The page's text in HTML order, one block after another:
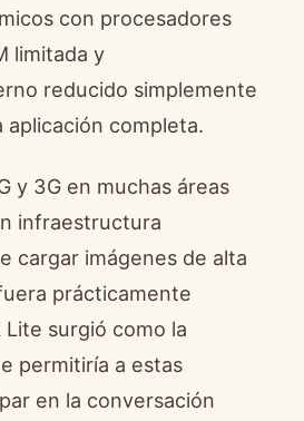
con procesadores
limitada y
reducido simplemente
aplicación completa.
y 3G en muchas áreas
infraestructura
cargar imágenes de alta
prácticamente
surgió como la
permitiría a estas
en la conversación